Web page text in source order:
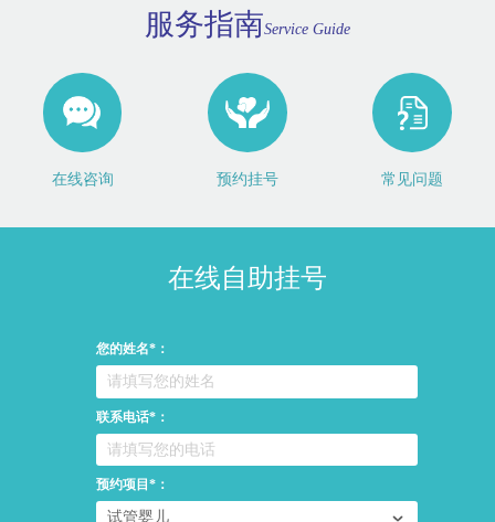
服务指南Service Guide
在线咨询 预约挂号 常见问题
在线自助挂号
您的姓名*：
联系电话*：
预约项目*：